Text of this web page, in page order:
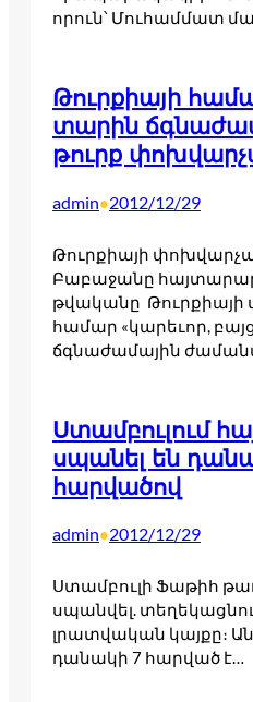
որուն՝ Մուհամմատ
Թուրքիայի
տարին
թուրք
admin•2012/12/29
Թուրքիայի
Բաբաջանը
թվականը Թուրքիայի
համար «կարեւոր,
ճգնաժամային
Ստամբուլում
սպանել են
հարվածով
admin•2012/12/29
Ստամբուլի Ֆաթիհ
սպանվել.
լրատվական կայքը։
դանակի 7 հարված է…